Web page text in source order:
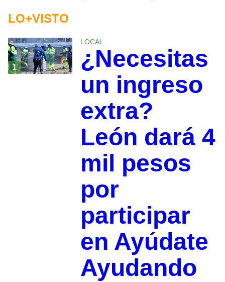
LO+VISTO
1
LOCAL
¿Necesitas
un ingreso
extra?
León dará 4
mil pesos
por
participar
en Ayúdate
Ayudando